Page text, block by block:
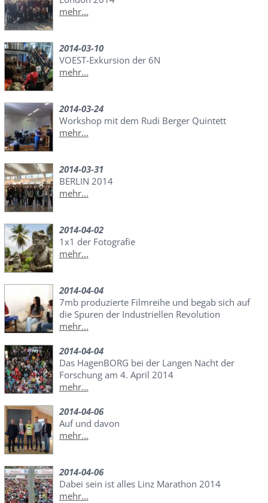
mehr...
2014-03-10
VOEST-Exkursion der 6N
mehr...
2014-03-24
Workshop mit dem Rudi Berger Quintett
mehr...
2014-03-31
BERLIN 2014
mehr...
2014-04-02
1x1 der Fotografie
mehr...
2014-04-04
7mb produzierte Filmreihe und begab sich auf
die Spuren der Industriellen Revolution
mehr...
2014-04-04
Das HagenBORG bei der Langen Nacht der
Forschung am 4. April 2014
mehr...
2014-04-06
Auf und davon
mehr...
2014-04-06
Dabei sein ist alles Linz Marathon 2014
mehr...